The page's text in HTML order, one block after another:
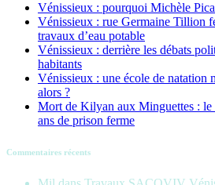
Vénissieux : pourquoi Michèle
Vénissieux : rue Germaine Tillion
travaux d’eau potable
Vénissieux : derrière les débats
habitants
Vénissieux : une école de
alors ?
Mort de Kilyan aux Minguettes : le
ans de prison ferme
Commentaires récents